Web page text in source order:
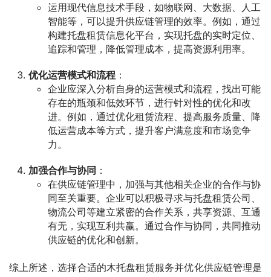
运用现代信息技术手段，如物联网、大数据、人工
智能等，可以提升供应链管理的效率。例如，通过
构建托盘租赁信息化平台，实现托盘的实时定位、
追踪和管理，降低管理成本，提高资源利用率。
优化运营模式和流程 ：
企业应深入分析自身的运营模式和流程，找出可能
存在的瓶颈和低效环节，进行针对性的优化和改
进。例如，通过优化租赁流程、提高服务质量、降
低运营成本等方式，提升客户满意度和市场竞争
力。
加强合作与协同 ：
在供应链管理中，加强与其他相关企业的合作与协
同至关重要。企业可以积极寻求与托盘租赁公司、
物流公司等建立紧密的合作关系，共享资源、互通
有无，实现互利共赢。通过合作与协同，共同推动
供应链的优化和创新。
综上所述，选择合适的木托盘租赁服务并优化供应链管理是